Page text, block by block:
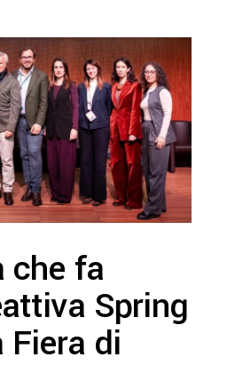
che fa
Spring
di